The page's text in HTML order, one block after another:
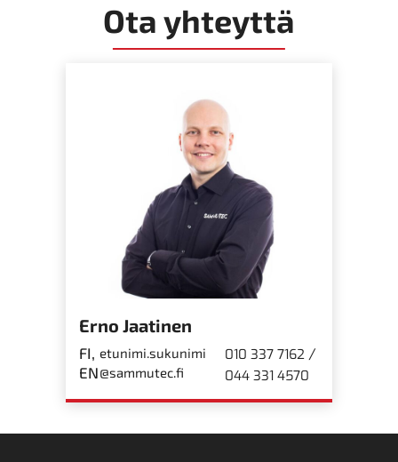
Ota yhteyttä
Erno Jaatinen
FI,
EN
etunimi.sukunimi
@sammutec.fi
010 337 7162 /
044 331 4570